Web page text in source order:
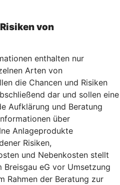
von
enthalten nur
Arten von
die Chancen und Risiken
dar und sollen eine
Aufklärung und Beratung
über
Anlageprodukte
Risiken,
und Nebenkosten stellt
Breisgau eG vor Umsetzung
Rahmen der Beratung zur